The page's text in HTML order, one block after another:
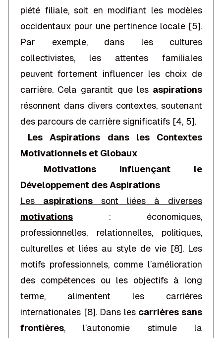
piété filiale, soit en modifiant les modèles
occidentaux pour une pertinence locale [5].
Par exemple, dans les cultures
collectivistes, les attentes familiales
peuvent fortement influencer les choix de
carrière. Cela garantit que les aspirations
résonnent dans divers contextes, soutenant
des parcours de carrière significatifs [4, 5].
Les Aspirations dans les Contextes
Motivationnels et Globaux
Motivations Influençant le
Développement des Aspirations
Les aspirations sont liées à diverses
motivations : économiques,
professionnelles, relationnelles, politiques,
culturelles et liées au style de vie [8]. Les
motifs professionnels, comme l’amélioration
des compétences ou les objectifs à long
terme, alimentent les carrières
internationales [8]. Dans les carrières sans
frontières, l’autonomie stimule la